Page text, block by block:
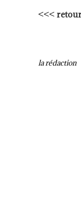
<<<
la rédaction